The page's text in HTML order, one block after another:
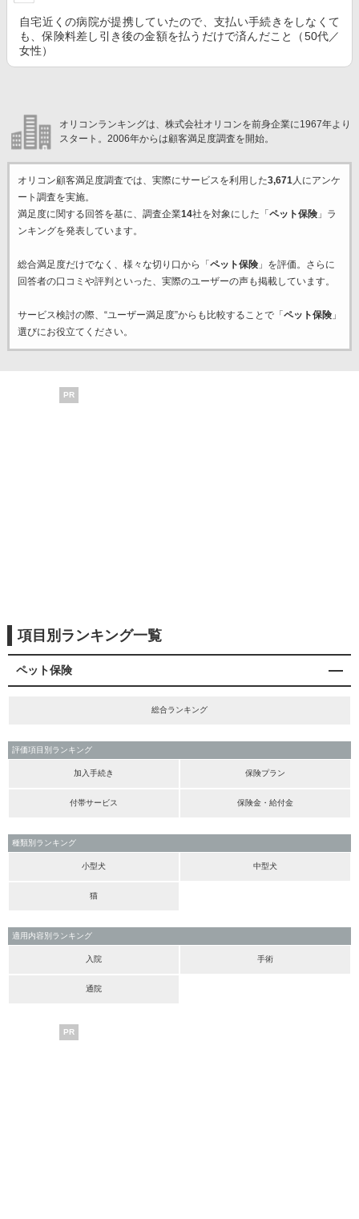
自宅近くの病院が提携していたので、支払い手続きをしなくて
も、保険料差し引き後の金額を払うだけで済んだこと（50代／
女性）
オリコンランキングは、株式会社オリコンを前身企業に1967年より
スタート。2006年からは顧客満足度調査を開始。
オリコン顧客満足度調査では、実際にサービスを利用した3,671人にアンケ
ート調査を実施。
満足度に関する回答を基に、調査企業14社を対象にした「 ペット保険」ラ
ンキングを発表しています。
総合満足度だけでなく、様々な切り口から「 ペット保険」を評価。さらに
回答者の口コミや評判といった、実際のユーザーの声も掲載しています。
サービス検討の際、“ユーザー満足度”からも比較することで「 ペット保険」
選びにお役立てください。
PR
項目別ランキング一覧
ペット保険
総合ランキング
評価項目別ランキング
加入手続き 保険プラン
付帯サービス 保険金・給付金
種類別ランキング
小型犬 中型犬
猫
適用内容別ランキング
入院 手術
通院
PR